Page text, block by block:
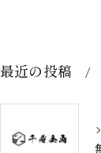
最近の投稿